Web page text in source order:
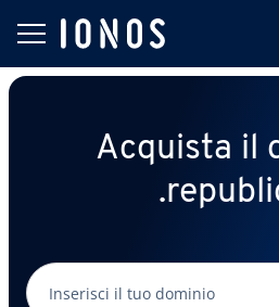
Acquista il